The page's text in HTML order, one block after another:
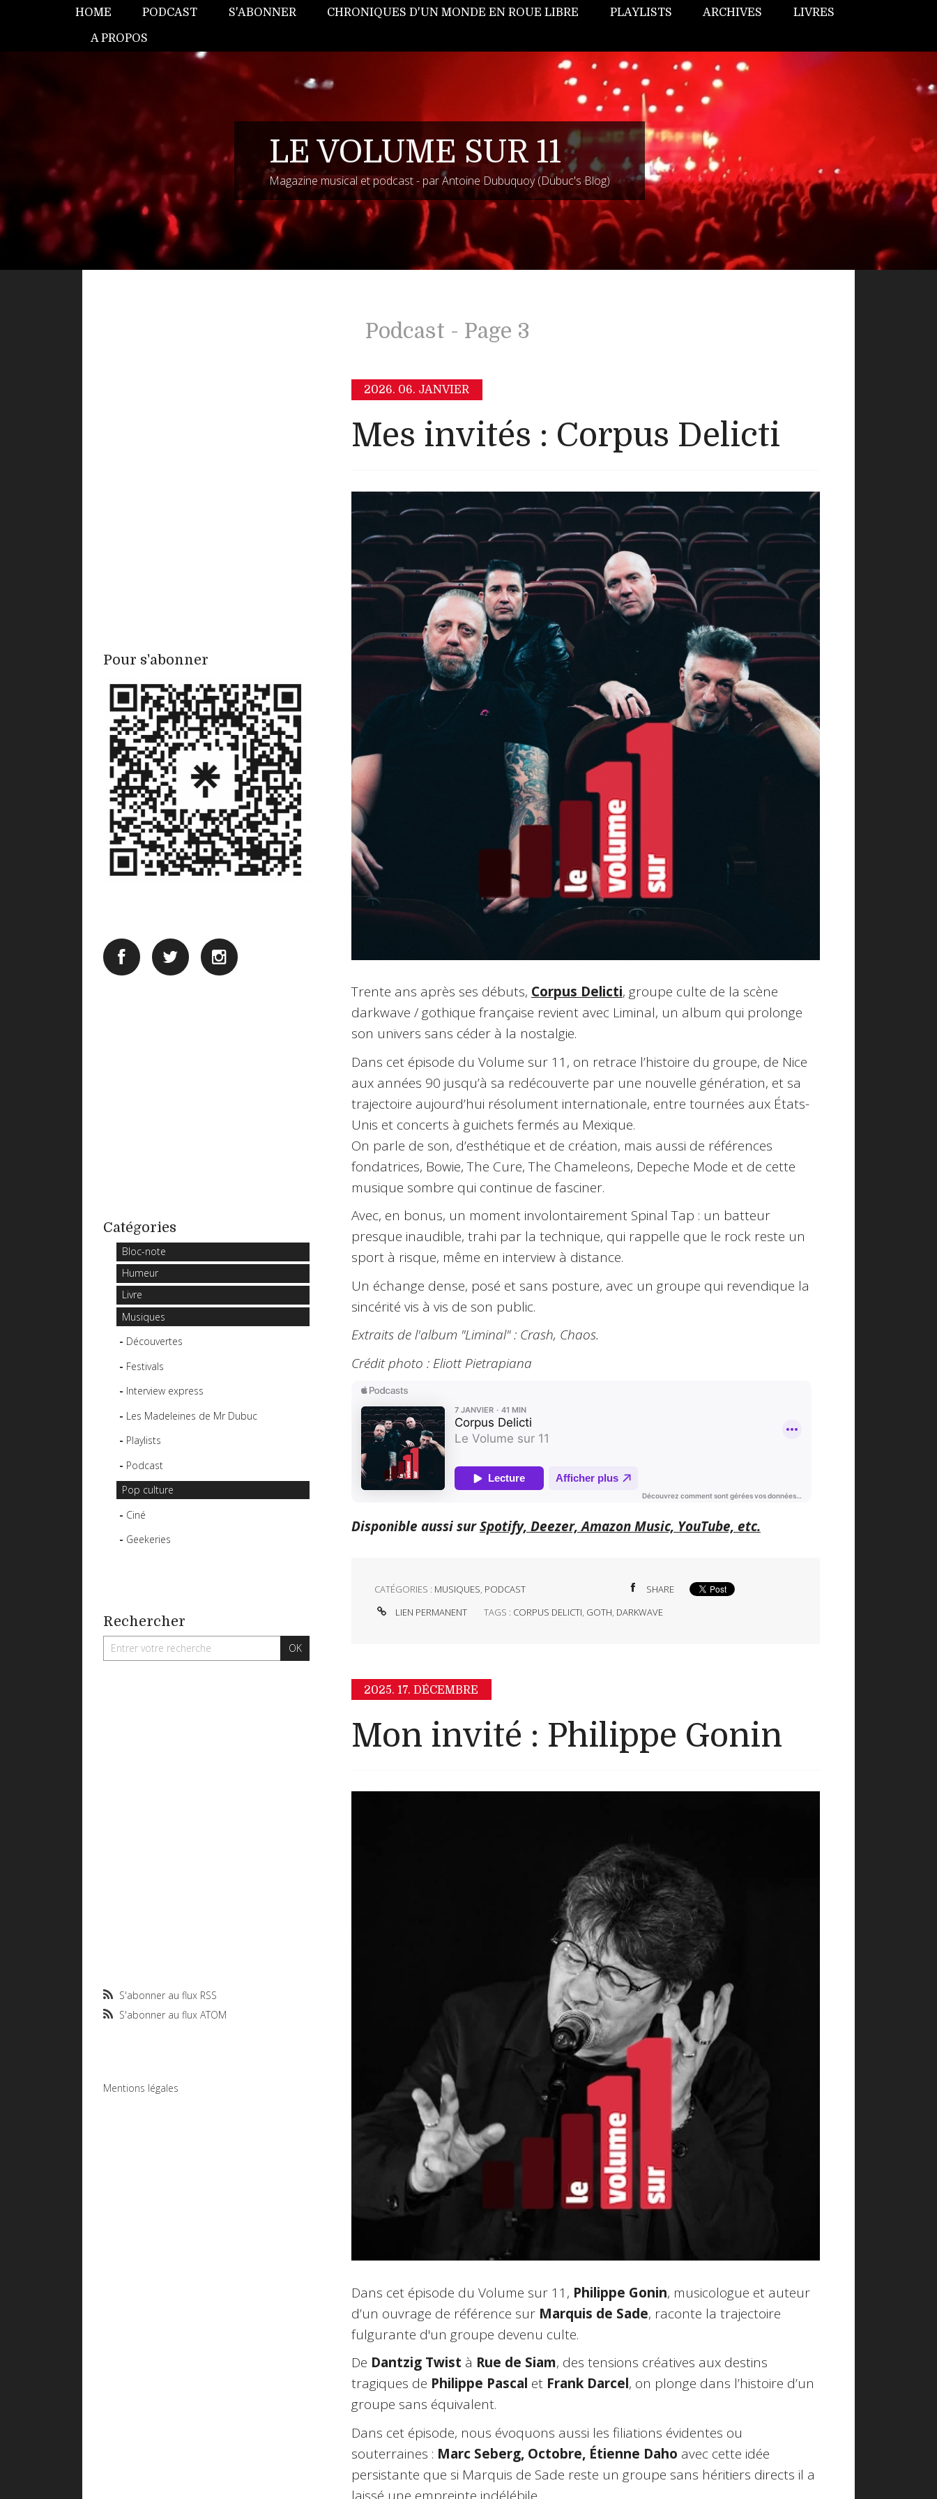
HOME PODCAST S'ABONNER CHRONIQUES D'UN MONDE EN ROUE LIBRE PLAYLISTS ARCHIVES LIVRES
A PROPOS
LE VOLUME SUR 11
Magazine musical et podcast - par Antoine Dubuquoy (Dubuc's Blog)
Pour s'abonner
Catégories
Bloc-note
Humeur
Livre
Musiques
Découvertes
Festivals
Interview express
Les Madeleines de Mr Dubuc
Playlists
Podcast
Pop culture
Ciné
Geekeries
Rechercher
S'abonner au flux RSS
S'abonner au flux ATOM
Mentions légales
Podcast - Page 3
2026. 06. JANVIER
Mes invités : Corpus Delicti
Trente ans après ses débuts, Corpus Delicti, groupe culte de la scène
darkwave / gothique française revient avec Liminal, un album qui prolonge
son univers sans céder à la nostalgie.
Dans cet épisode du Volume sur 11, on retrace l’histoire du groupe, de Nice
aux années 90 jusqu’à sa redécouverte par une nouvelle génération, et sa
trajectoire aujourd’hui résolument internationale, entre tournées aux États-
Unis et concerts à guichets fermés au Mexique.
On parle de son, d’esthétique et de création, mais aussi de références
fondatrices, Bowie, The Cure, The Chameleons, Depeche Mode et de cette
musique sombre qui continue de fasciner.
Avec, en bonus, un moment involontairement Spinal Tap : un batteur
presque inaudible, trahi par la technique, qui rappelle que le rock reste un
sport à risque, même en interview à distance.
Un échange dense, posé et sans posture, avec un groupe qui revendique la
sincérité vis à vis de son public.
Extraits de l'album "Liminal" : Crash, Chaos.
Crédit photo : Eliott Pietrapiana
Disponible aussi surSpotify, Deezer, Amazon Music, YouTube, etc.
CATÉGORIES : MUSIQUES, PODCAST
SHARE
LIEN PERMANENT
TAGS : CORPUS DELICTI, GOTH, DARKWAVE
2025. 17. DÉCEMBRE
Mon invité : Philippe Gonin
Dans cet épisode du Volume sur 11, Philippe Gonin, musicologue et auteur
d’un ouvrage de référence sur Marquis de Sade, raconte la trajectoire
fulgurante d'un groupe devenu culte.
De Dantzig Twist à Rue de Siam, des tensions créatives aux destins
tragiques de Philippe Pascal et Frank Darcel, on plonge dans l’histoire d’un
groupe sans équivalent.
Dans cet épisode, nous évoquons aussi les filiations évidentes ou
souterraines : Marc Seberg, Octobre, Étienne Daho avec cette idée
persistante que si Marquis de Sade reste un groupe sans héritiers directs il a
laissé une empreinte indélébile.